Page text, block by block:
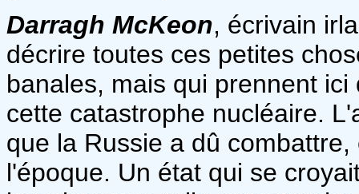
Darragh McKeon, écrivain
décrire toutes ces petites
banales, mais qui prennent
cette catastrophe nucléaire.
que la Russie a dû
l'époque. Un état qui se